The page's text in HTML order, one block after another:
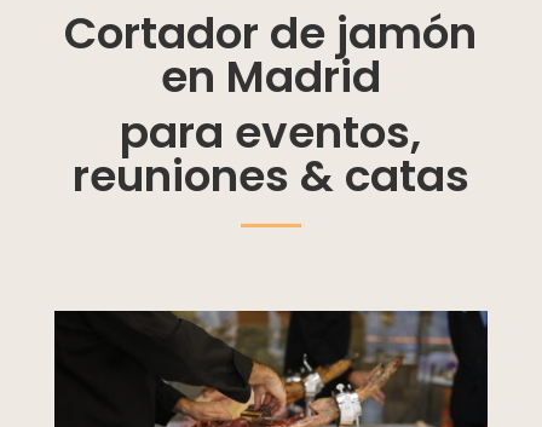
Cortador de jamón
en Madrid
para eventos,
reuniones & catas